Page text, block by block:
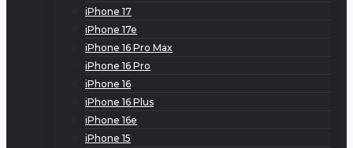
iPhone 17
iPhone 17e
iPhone 16 Pro Max
iPhone 16 Pro
iPhone 16
iPhone 16 Plus
iPhone 16e
iPhone 15